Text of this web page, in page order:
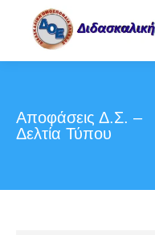
Αποφάσεις Δ.Σ. –
Δελτία Τύπου